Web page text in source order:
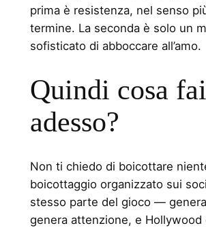
prima è resistenza, nel senso
termine. La seconda è solo un
sofisticato di abboccare all’amo.
Quindi cosa
adesso?
Non ti chiedo di boicottare
boicottaggio organizzato sui
stesso parte del gioco —
genera attenzione, e Hollywood